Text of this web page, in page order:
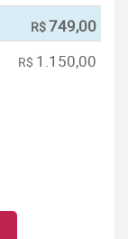
R$749,00
R$ 1.150,00